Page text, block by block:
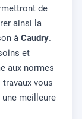
de
ainsi la
à Caudry.
et
aux normes
vous
meilleure